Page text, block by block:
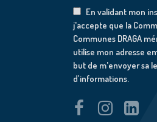
En validant mon
j'accepte que la
Communes DRAGA
utilise mon adresse
but de m'envoyer sa
d’informations.